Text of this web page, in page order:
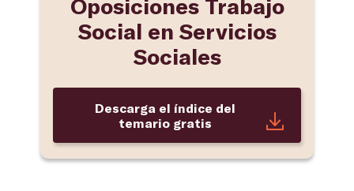
Oposiciones Trabajo
Social en Servicios
Sociales
Descarga el índice del
temario gratis